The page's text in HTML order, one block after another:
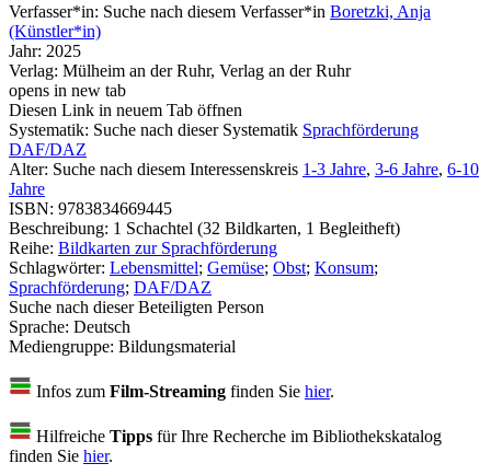
Verfasser*in: Suche nach diesem Verfasser*in Boretzki, Anja
(Künstler*in)
Jahr: 2025
Verlag: Mülheim an der Ruhr, Verlag an der Ruhr
opens in new tab
Diesen Link in neuem Tab öffnen
Systematik: Suche nach dieser Systematik Sprachförderung
DAF/DAZ
Alter: Suche nach diesem Interessenskreis 1-3 Jahre, 3-6 Jahre, 6-10
Jahre
ISBN: 9783834669445
Beschreibung: 1 Schachtel (32 Bildkarten, 1 Begleitheft)
Reihe: Bildkarten zur Sprachförderung
Schlagwörter: Lebensmittel; Gemüse; Obst; Konsum;
Sprachförderung; DAF/DAZ
Suche nach dieser Beteiligten Person
Sprache: Deutsch
Mediengruppe: Bildungsmaterial
Infos zum Film-Streaming finden Sie hier.
Hilfreiche Tipps für Ihre Recherche im Bibliothekskatalog
finden Sie hier.